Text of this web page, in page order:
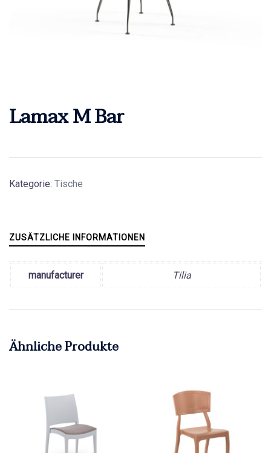
Lamax M Bar
Kategorie: Tische
ZUSÄTZLICHE INFORMATIONEN
manufacturer Tilia
Ähnliche Produkte